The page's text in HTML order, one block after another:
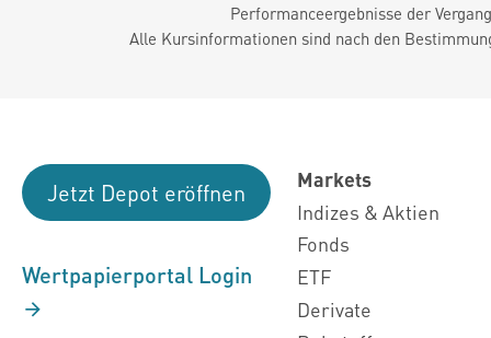
Performanceergebnisse der
Alle Kursinformationen sind nach den
Jetzt Depot eröffnen
Wertpapierportal Login
Markets
Indizes & Aktien
Fonds
ETF
Derivate